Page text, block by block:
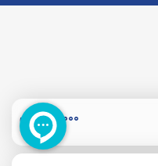
10,000 تومان